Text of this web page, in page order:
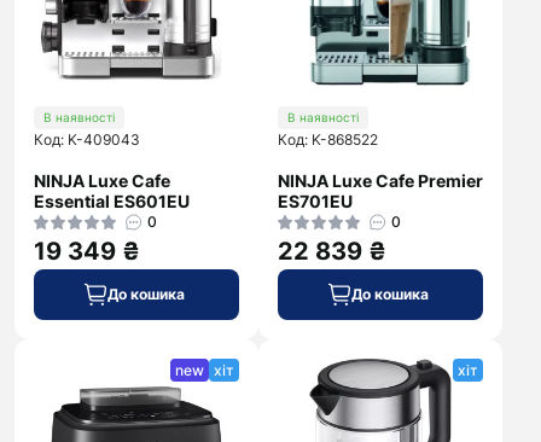
В наявності
Код: K-409043
NINJA Luxe Cafe
Essential ES601EU
0
19 349 ₴
До кошика
В наявності
Код: K-868522
NINJA Luxe Cafe Premier
ES701EU
0
22 839 ₴
До кошика
new хіт хіт